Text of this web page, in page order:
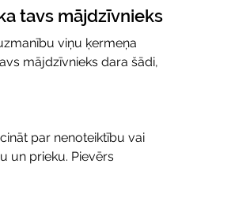
tavs mājdzīvnieks
viņu ķermeņa
mājdzīvnieks dara šādi,
par nenoteiktību vai
un prieku. Pievērs